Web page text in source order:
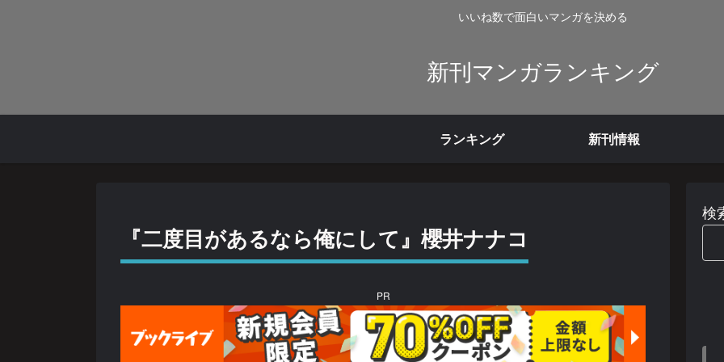
いいね数で面白いマンガを決める
新刊マンガランキング
ランキング 新刊情報
『二度目があるなら俺にして』櫻井ナナコ
PR
検